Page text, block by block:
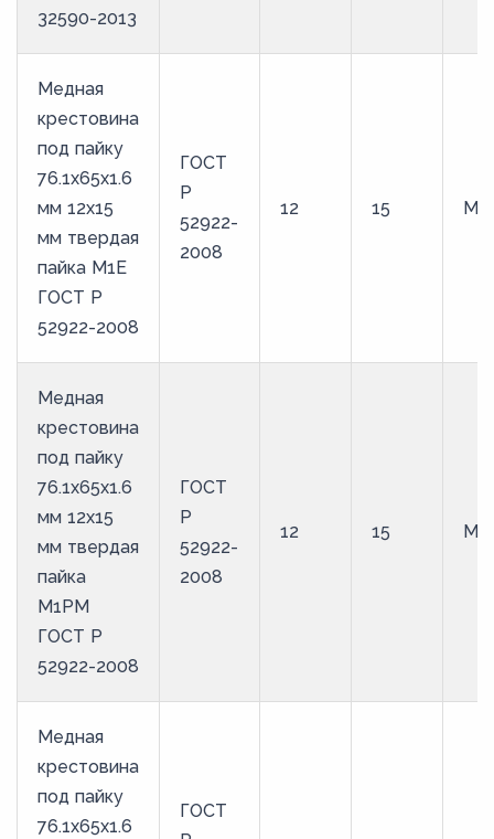
32590-2013
Медная
крестовина
под пайку
76.1х65х1.6
мм 12х15
мм твердая
пайка М1Е
ГОСТ Р
52922-2008
ГОСТ
Р
52922-
2008
12 15
Медная
крестовина
под пайку
76.1х65х1.6
мм 12х15
мм твердая
пайка
М1РМ
ГОСТ Р
52922-2008
ГОСТ
Р
52922-
2008
12 15
Медная
крестовина
под пайку
76.1х65х1.6
ГОСТ